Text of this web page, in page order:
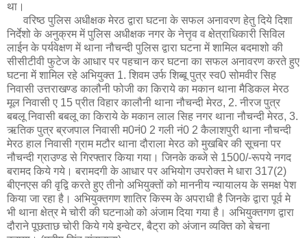
था।
वरिष्ठ पुलिस अधीक्षक मेरठ द्वारा घटना के सफल अनावरण हेतु दिये दिशा
निर्देशो के अनुक्रम में पुलिस अधीक्षक नगर के नेत्तृव व क्षेत्राधिकारी सिविल
लाईन के पर्यवेक्षण में थाना नौचन्दी पुलिस द्वारा घटना में शामिल बदमाशो की
सीसीटीवी फुटेज के आधार पर पहचान कर घटना का सफल अनावरण करते हुए
घटना में शामिल रहे अभियुक्त 1. शिवम उर्फ शिब्बू पुत्र स्व0 सोमवीर सिह
निवासी उत्तराखण्ड कालौनी फोजी का किराये का मकान थाना मैडिकल मेरठ
मूल निवासी ए 15 प्रीत विहार कालौनी थाना नौचन्दी मेरठ, 2. नीरज पुत्र
बबलू निवासी बबलू का किराये के मकान लाल सिह नगर थाना नौचन्दी मेरठ, 3.
ऋतिक पुत्र ब्रजपाल निवासी म0नं0 2 गली नं0 2 कैलाशपुरी थाना नौचन्दी
मेरठ हाल निवासी ग्राम मटौर थाना दौराला मेरठ को मुखबिर की सूचना पर
नौचन्दी ग्राउण्ड से गिरफ्तार किया गया। जिनके कब्जे से 1500/-रूपये नगद
बरामद किये गये। बरामदगी के आधार पर अभियोग उपरोक्त मे धारा 317(2)
बीएनएस की वृद्वि करते हुए तीनो अभियुक्तों को माननीय न्यायालय के समक्ष पेश
किया जा रहा है। अभियुक्तगण शातिर किस्म के अपराधी है जिनके द्वारा पूर्व मे
भी थाना क्षेत्र मे चोरी की घटनाओ को अंजाम दिया गया है। अभियुक्तगण द्वारा
दौराने पूछताछ चोरी किये गये इन्वेटर, बैट्रा को अंजान व्यक्ति को बेचना